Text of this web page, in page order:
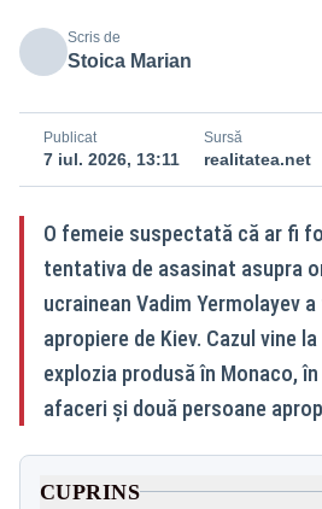
Scris de
Stoica Marian
Publicat
7 iul. 2026, 13:11
Sursă
realitatea.net
O femeie suspectată că ar fi
tentativa de asasinat asupra
ucrainean Vadim Yermolayev
apropiere de Kiev. Cazul vine
explozia produsă în Monaco,
afaceri și două persoane
CUPRINS